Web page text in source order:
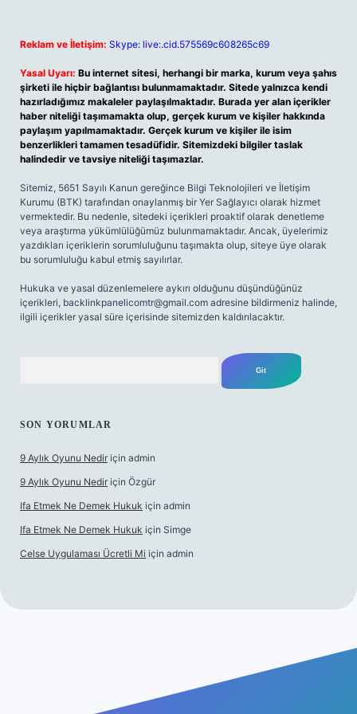
Reklam ve İletişim: Skype: live:.cid.575569c608265c69
Yasal Uyarı: Bu internet sitesi, herhangi bir marka, kurum veya şahıs
şirketi ile hiçbir bağlantısı bulunmamaktadır. Sitede yalnızca kendi
hazırladığımız makaleler paylaşılmaktadır. Burada yer alan içerikler
haber niteliği taşımamakta olup, gerçek kurum ve kişiler hakkında
paylaşım yapılmamaktadır. Gerçek kurum ve kişiler ile isim
benzerlikleri tamamen tesadüfidir. Sitemizdeki bilgiler taslak
halindedir ve tavsiye niteliği taşımazlar.
Sitemiz, 5651 Sayılı Kanun gereğince Bilgi Teknolojileri ve İletişim
Kurumu (BTK) tarafından onaylanmış bir Yer Sağlayıcı olarak hizmet
vermektedir. Bu nedenle, sitedeki içerikleri proaktif olarak denetleme
veya araştırma yükümlülüğümüz bulunmamaktadır. Ancak, üyelerimiz
yazdıkları içeriklerin sorumluluğunu taşımakta olup, siteye üye olarak
bu sorumluluğu kabul etmiş sayılırlar.
Hukuka ve yasal düzenlemelere aykırı olduğunu düşündüğünüz
içerikleri, backlinkpanelicomtr@gmail.com adresine bildirmeniz halinde,
ilgili içerikler yasal süre içerisinde sitemizden kaldırılacaktır.
SON YORUMLAR
9 Aylık Oyunu Nedir için admin
9 Aylık Oyunu Nedir için Özgür
Ifa Etmek Ne Demek Hukuk için admin
Ifa Etmek Ne Demek Hukuk için Simge
Celse Uygulaması Ücretli Mi için admin